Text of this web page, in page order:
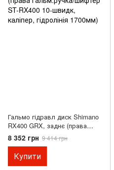
Гальмо гідравл диск Shimano
RX400 GRX, заднє (права
гальм.ручка/шифтер ST-RX400
10-швидк, каліпер, гідролінія
1700мм)
8 352 грн 9 414 грн
Купити